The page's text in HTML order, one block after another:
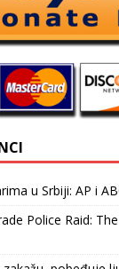
u Srbiji: AP i
Police Raid: